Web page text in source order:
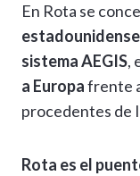
En Rota se
sistema AEGIS,
a Europafrente
procedentes de
Rota es el